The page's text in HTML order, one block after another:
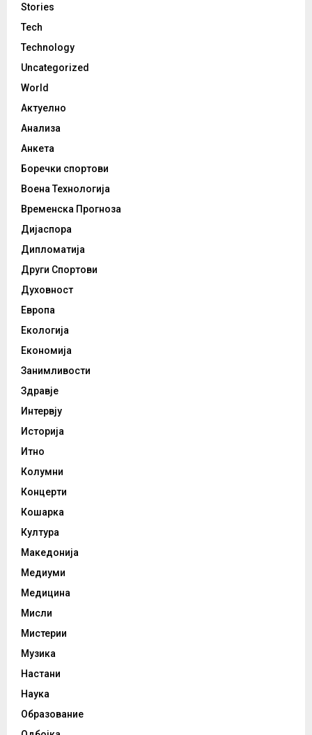
Stories
Tech
Technology
Uncategorized
World
Актуелно
Анализа
Анкета
Боречки спортови
Воена Технологија
Временска Прогноза
Дијаспора
Дипломатија
Други Спортови
Духовност
Европа
Екологија
Економија
Занимливости
Здравје
Интервју
Историја
Итно
Колумни
Концерти
Кошарка
Култура
Македонија
Медиуми
Медицина
Мисли
Мистерии
Музика
Настани
Наука
Образование